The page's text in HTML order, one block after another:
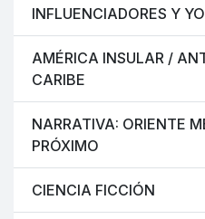
INFLUENCIADORES Y
AMÉRICA INSULAR /
CARIBE
NARRATIVA: ORIENTE
PRÓXIMO
CIENCIA FICCIÓN